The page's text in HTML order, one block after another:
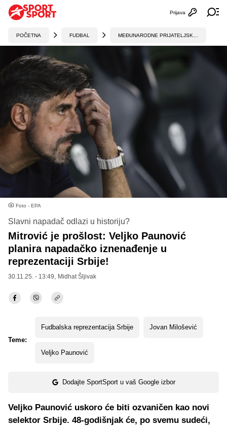
Otvori
Prijava
POČETNA FUDBAL
Foto - EPA
Slavni napadač odlazi u historiju?
Mitrović je prošlost: Veljko Paunović
planira napadačko iznenađenje u
reprezentaciji Srbije!
30.11.25. - 13:49, Midhat Šljivak
Teme:
Fudbalska reprezentacija Srbije Jovan Milošević
Veljko Paunović
Dodajte SportSport u vaš Google izbor
Veljko Paunović uskoro će biti ozvaničen kao novi
selektor Srbije. 48-godišnjak će, po svemu sudeći,